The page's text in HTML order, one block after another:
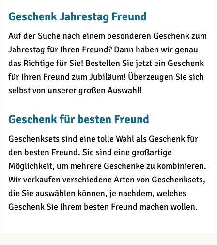
Geschenk Jahrestag Freund
Auf der Suche nach einem besonderen Geschenk zum
Jahrestag für Ihren Freund? Dann haben wir genau
das Richtige für Sie! Bestellen Sie jetzt ein Geschenk
für Ihren Freund zum Jubiläum! Überzeugen Sie sich
selbst von unserer großen Auswahl!
Geschenk für besten Freund
Geschenksets sind eine tolle Wahl als Geschenk für
den besten Freund. Sie sind eine großartige
Möglichkeit, um mehrere Geschenke zu kombinieren.
Wir verkaufen verschiedene Arten von Geschenksets,
die Sie auswählen können, je nachdem, welches
Geschenk Sie Ihrem besten Freund machen wollen.